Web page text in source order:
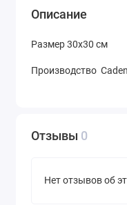
Описание
Размер 30х30 см
Производство
Отзывы 0
Нет отзывов об